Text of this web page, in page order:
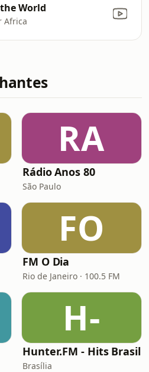
World
Africa
RA
Rádio Anos 80
São Paulo
FO
FM O Dia
Rio de Janeiro · 100.5 FM
H-
Hunter.FM - Hits Brasil
Brasília